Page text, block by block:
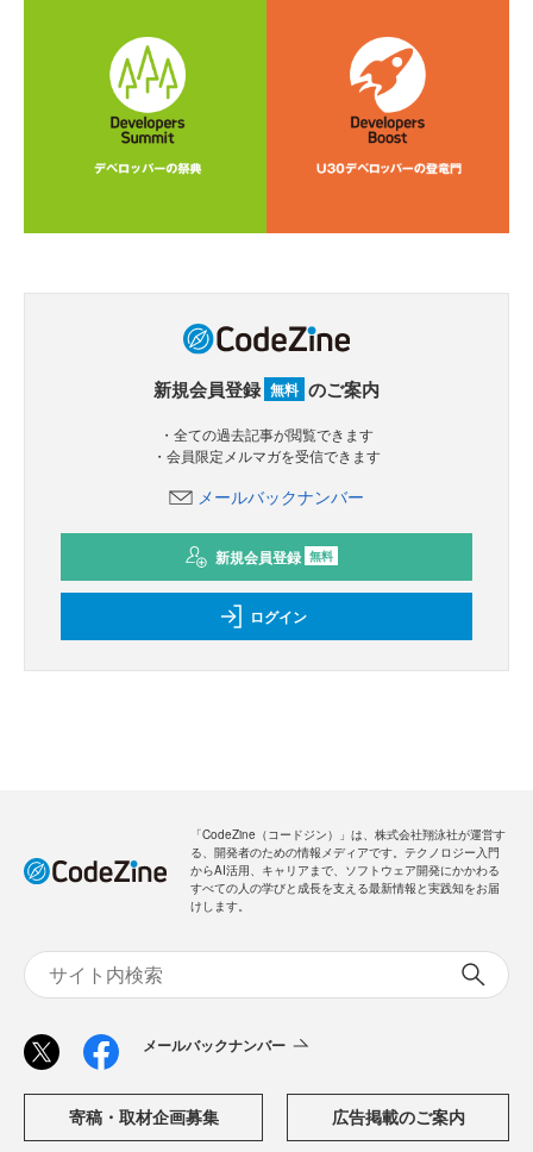
新規会員登録 無料 のご案内
・全ての過去記事が閲覧できます
・会員限定メルマガを受信できます
メールバックナンバー
新規会員登録 無料
ログイン
「CodeZine（コードジン）」は、株式会社翔泳社が運営す
る、開発者のための情報メディアです。テクノロジー入門
からAI活用、キャリアまで、ソフトウェア開発にかかわる
すべての人の学びと成長を支える最新情報と実践知をお届
けします。
メールバックナンバー
寄稿・取材企画募集 広告掲載のご案内